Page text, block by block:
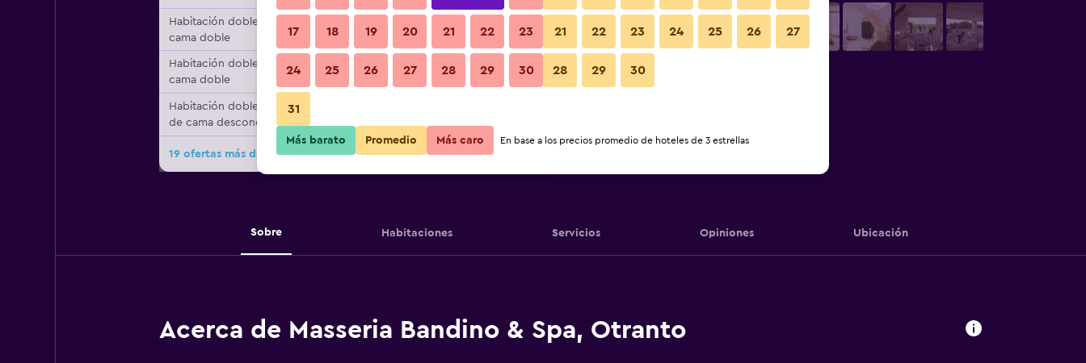
Habitación doble, 1
cama doble
$137 Ver oferta
Habitación doble, 1
cama doble
$138 Ver oferta
Habitación doble, tipo
de cama desconocido
19 ofertas más de Masseria Bandino & Spa
Fotos
Sobre Habitaciones Servicios Opiniones Ubicación
Acerca de Masseria Bandino & Spa, Otranto
17 18 19 20 21 22 23
24 25 26 27 28 29 30
31
21 22 23 24 25 26 27
28 29 30
Más barato Promedio Más caro En base a los precios promedio de hoteles de 3 estrellas